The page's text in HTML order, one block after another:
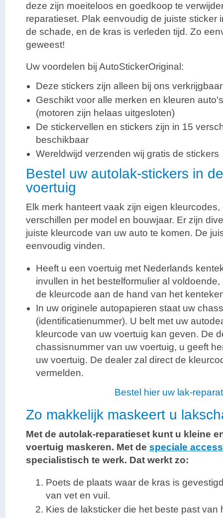
deze zijn moeiteloos en goedkoop te
reparatieset. Plak eenvoudig de juiste sticker
de schade, en de kras is verleden tijd. Zo
geweest!
Uw voordelen bij AutoStickerOriginal:
Deze stickers zijn alleen bij ons
Geschikt voor alle merken en kleuren
(motoren zijn helaas uitgesloten)
De stickervellen en stickers zijn in 15
beschikbaar
Wereldwijd verzenden wij gratis de stickers
Bestel uw autolak-stickers in
voertuig
Elk merk hanteert vaak zijn eigen
verschillen per model en bouwjaar. Er zijn
juiste kleurcode van uw auto te komen. De
eenvoudig vinden.
Heeft u een voertuig met Nederlands
invullen in het bestelformulier al
de kleurcode aan de hand van het
In uw originele autopapieren staat uw
(identificatienummer). U belt met uw
kleurcode van uw voertuig kan geven. De
chassisnummer van uw voertuig, u geeft
uw voertuig. De dealer zal direct de
vermelden.
Bestel hier uw lak-
Zo makkelijk maskeert u
Met de autolak-reparatieset kunt u kleine
voertuig maskeren. Met de speciale
specialistisch te werk. Dat werkt zo:
Poets de plaats waar de kras is
van vet en vuil.
Kies de laksticker die het beste past van